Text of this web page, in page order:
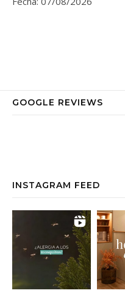
GOOGLE REVIEWS
INSTAGRAM FEED